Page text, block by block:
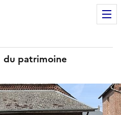
du patrimoine